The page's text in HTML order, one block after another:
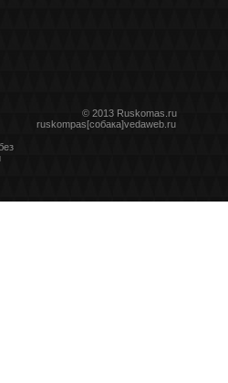
© 2013 Ruskomas.ru
ruskompas[собака]vedaweb.ru